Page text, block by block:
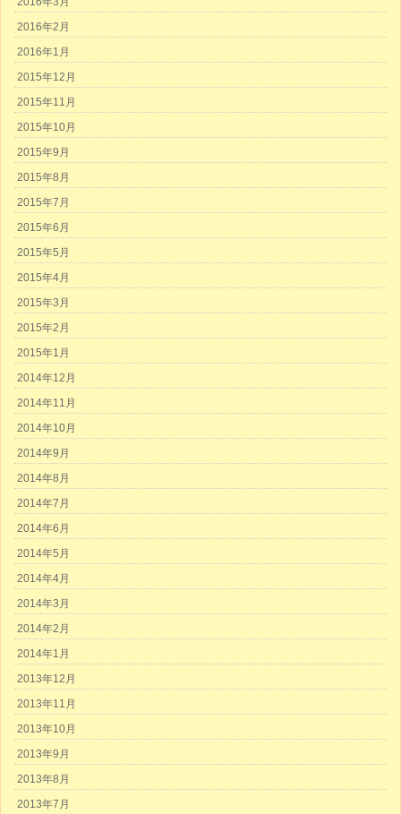
2016年2月
2016年1月
2015年12月
2015年11月
2015年10月
2015年9月
2015年8月
2015年7月
2015年6月
2015年5月
2015年4月
2015年3月
2015年2月
2015年1月
2014年12月
2014年11月
2014年10月
2014年9月
2014年8月
2014年7月
2014年6月
2014年5月
2014年4月
2014年3月
2014年2月
2014年1月
2013年12月
2013年11月
2013年10月
2013年9月
2013年8月
2013年7月